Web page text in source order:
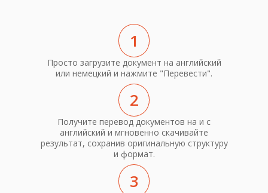
1
Просто загрузите документ на английский
или немецкий и нажмите "Перевести".
2
Получите перевод документов на и с
английский и мгновенно скачивайте
результат, сохранив оригинальную структуру
и формат.
3